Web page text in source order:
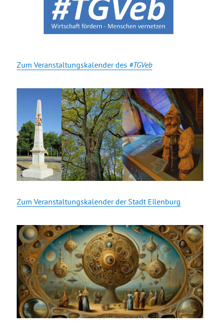
Zum Veranstaltungskalender des #TGVeb
Zum Veranstaltungskalender der Stadt Eilenburg